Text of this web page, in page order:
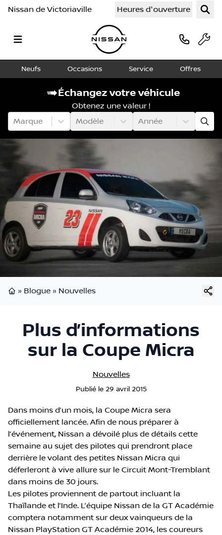
Nissan de Victoriaville Heures d'ouverture
Neufs Occasions Service Offres
Échangez votre véhicule
Obtenez une valeur !
Marque
Modèle Année
» Blogue » Nouvelles
Plus d’informations
sur la Coupe Micra
Nouvelles
Publié le 29 avril 2015
Dans moins d’un mois, la Coupe Micra sera
officiellement lancée. Afin de nous préparer à
l’événement, Nissan a dévoilé plus de détails cette
semaine au sujet des pilotes qui prendront place
derrière le volant des petites Nissan Micra qui
déferleront à vive allure sur le Circuit Mont-Tremblant
dans moins de 30 jours.
Les pilotes proviennent de partout incluant la
Thaïlande et l’Inde. L’équipe Nissan de la GT Académie
comptera notamment sur deux vainqueurs de la
Nissan PlayStation GT Académie 2014, les coureurs